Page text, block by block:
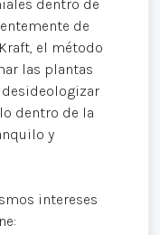
dentro de
de
el método
las plantas
desideologizar
dentro de la
y
intereses